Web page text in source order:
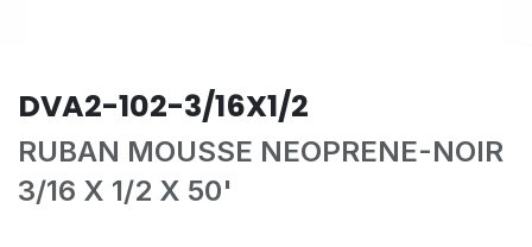
DVA2-102-3/16X1/2
RUBAN MOUSSE NEOPRENE-NOIR
3/16 X 1/2 X 50'